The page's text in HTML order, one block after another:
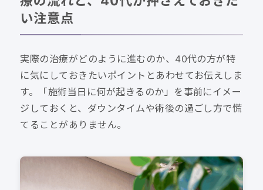
い注意点
実際の治療がどのように進むのか、40代の方が特
に気にしておきたいポイントとあわせてお伝えしま
す。「施術当日に何が起きるのか」を事前にイメー
ジしておくと、ダウンタイムや術後の過ごし方で慌
てることがありません。